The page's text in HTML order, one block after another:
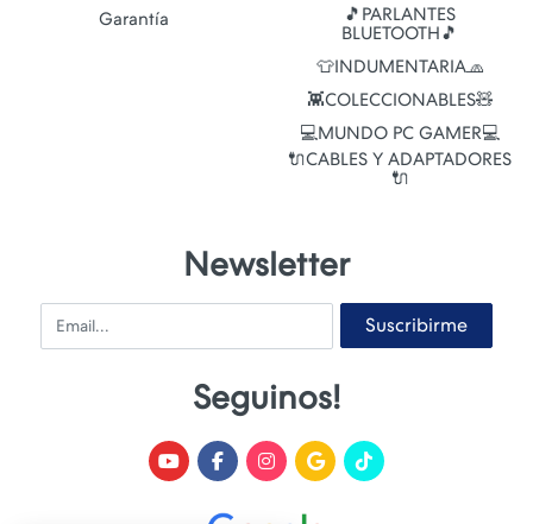
Garantía
🎵PARLANTES
BLUETOOTH🎵
👕INDUMENTARIA🧢
👾COLECCIONABLES🧸
💻MUNDO PC GAMER💻
🔌CABLES Y ADAPTADORES
🔌
Newsletter
Email Suscribirme
Seguinos!